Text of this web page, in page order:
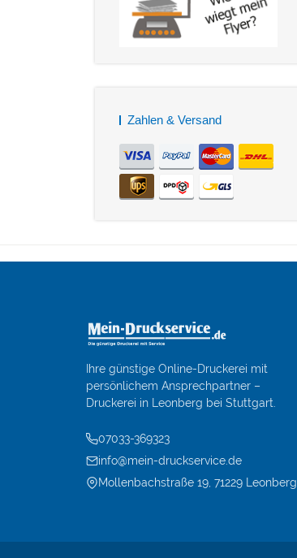
Zahlen & Versand
Ihre günstige Online-Druckerei mit
persönlichem Ansprechpartner –
Druckerei in Leonberg bei Stuttgart.
07033-369323
info@mein-druckservice.de
Mollenbachstraße 19, 71229 Leonberg